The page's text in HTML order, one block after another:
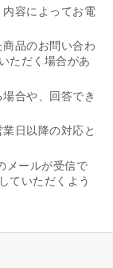
内容によってお電
品のお問い合わ
ただく場合があ
合や、回答でき
日以降の対応と
メールが受信で
ていただくよう